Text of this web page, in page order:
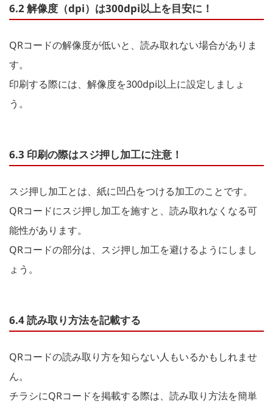
6.2 解像度（dpi）は300dpi以上を目安に！
QRコードの解像度が低いと、読み取れない場合がありま
す。
印刷する際には、解像度を300dpi以上に設定しましょ
う。
6.3 印刷の際はスジ押し加工に注意！
スジ押し加工とは、紙に凹凸をつける加工のことです。
QRコードにスジ押し加工を施すと、読み取れなくなる可
能性があります。
QRコードの部分は、スジ押し加工を避けるようにしまし
ょう。
6.4 読み取り方法を記載する
QRコードの読み取り方を知らない人もいるかもしれませ
ん。
チラシにQRコードを掲載する際は、読み取り方法を簡単